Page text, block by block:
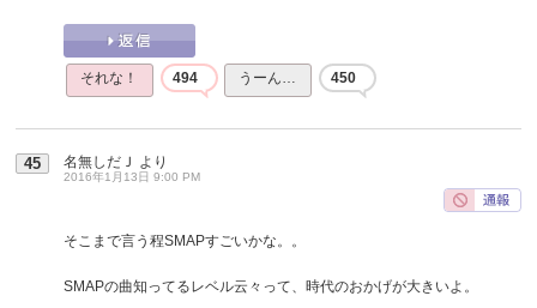
それな！ 494 うーん… 450
45 名無しだＪ より
2016年1月13日 9:00 PM
そこまで言う程SMAPすごいかな。。
SMAPの曲知ってるレベル云々って、時代のおかげが大きいよ。